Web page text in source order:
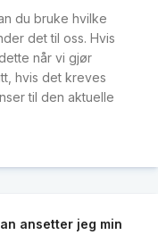
du bruke hvilke
det til oss. Hvis
når vi gjør
hvis det kreves
til den aktuelle
ansetter jeg min